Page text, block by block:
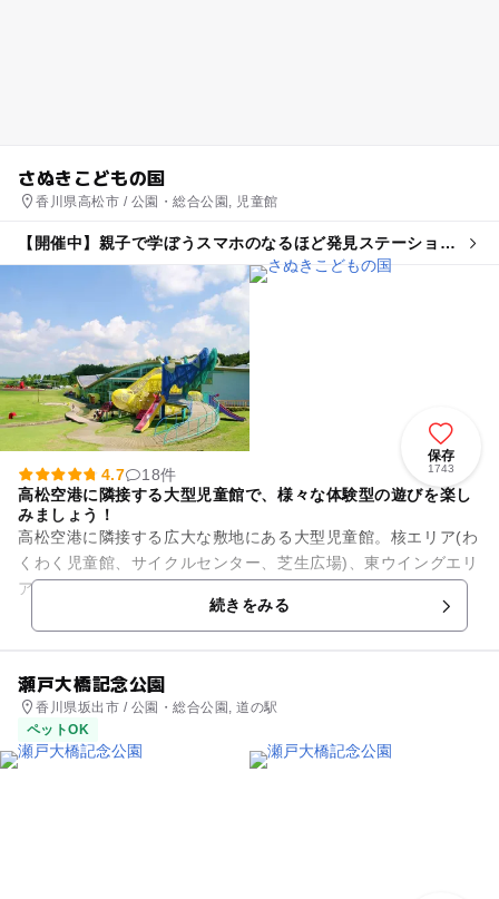
さぬきこどもの国
香川県高松市 / 公園・総合公園, 児童館
【開催中】親子で学ぼうスマホのなるほど発見ステーション
保存
1743
4.7
18件
高松空港に隣接する大型児童館で、様々な体験型の遊びを楽し
みましょう！
高松空港に隣接する広大な敷地にある大型児童館。核エリア(わ
くわく児童館、サイクルセンター、芝生広場)、東ウイングエリ
ア、西ウイングエリアの3つのエリアで構成されていて、多様
な体験型の遊びが楽しめ...続きをみる
瀬戸大橋記念公園
香川県坂出市 / 公園・総合公園, 道の駅
ペットOK